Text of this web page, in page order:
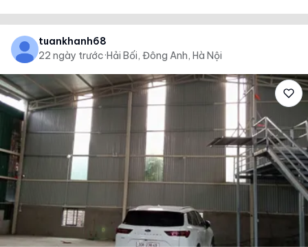
tuankhanh68
22 ngày trước·Hải Bối, Đông Anh, Hà Nội